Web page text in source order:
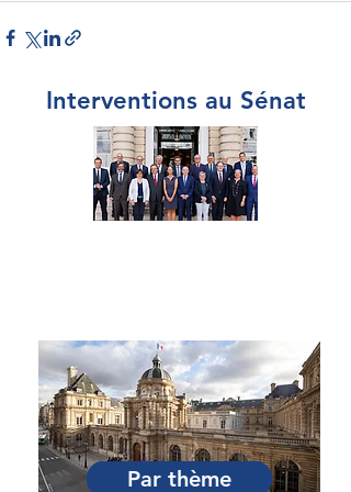
Interventions au Sénat
Par Sénateur
Par thème